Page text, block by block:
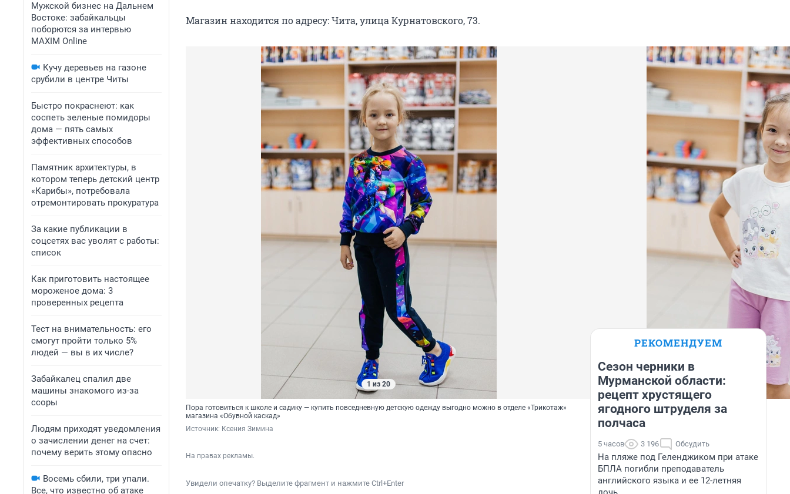
Мужской бизнес на Дальнем
Востоке: забайкальцы
поборются за интервью
MAXIM Online
Кучу деревьев на газоне
срубили в центре Читы
Быстро покраснеют: как
соспеть зеленые помидоры
дома — пять самых
эффективных способов
Памятник архитектуры, в
котором теперь детский центр
«Карибы», потребовала
отремонтировать прокуратура
За какие публикации в
соцсетях вас уволят с работы:
список
Как приготовить настоящее
мороженое дома: 3
проверенных рецепта
Тест на внимательность: его
смогут пройти только 5%
людей — вы в их числе?
Забайкалец спалил две
машины знакомого из-за
ссоры
Людям приходят уведомления
о зачислении денег на счет:
почему верить этому опасно
Восемь сбили, три упали.
Все, что известно об атаке
Магазин находится по адресу: Чита, улица Курнатовского, 73.
1 из 20
Пора готовиться к школе и садику — купить повседневную детскую одежду выгодно можно в отделе «Трикотаж»
магазина «Обувной каскад»
Источник: Ксения Зимина
На правах рекламы.
Увидели опечатку? Выделите фрагмент и нажмите Ctrl+Enter
РЕКОМЕНДУЕМ
Сезон черники в
Мурманской области:
рецепт хрустящего
ягодного штруделя за
полчаса
5 часов 3 196 Обсудить
На пляже под Геленджиком при атаке
БПЛА погибли преподаватель
английского языка и ее 12-летняя